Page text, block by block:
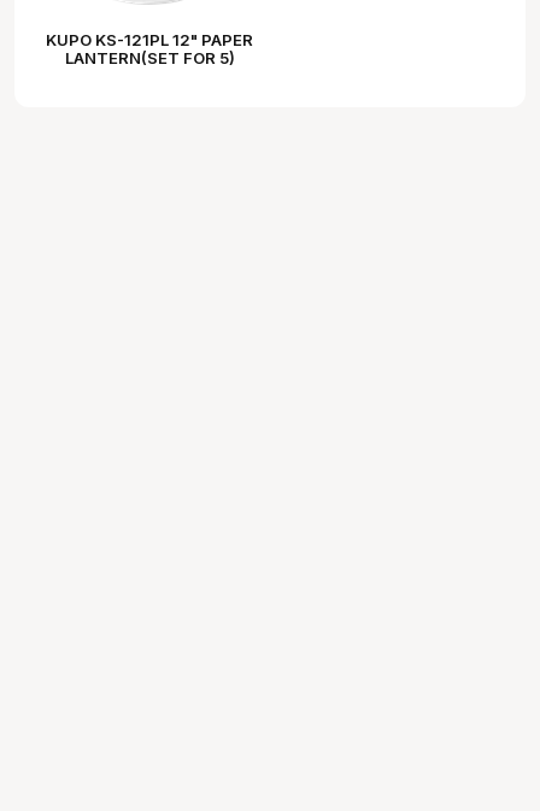
KUPO KS-121PL 12" PAPER
LANTERN(SET FOR 5)